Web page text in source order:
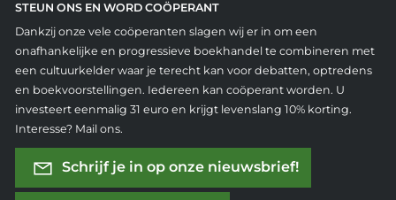
STEUN ONS EN WORD COÖPERANT
Dankzij onze vele coöperanten slagen wij er in om een
onafhankelijke en progressieve boekhandel te combineren met
een cultuurkelder waar je terecht kan voor debatten, optredens
en boekvoorstellingen. Iedereen kan coöperant worden. U
investeert eenmalig 31 euro en krijgt levenslang 10% korting.
Interesse? Mail ons.
Schrijf je in op onze nieuwsbrief!